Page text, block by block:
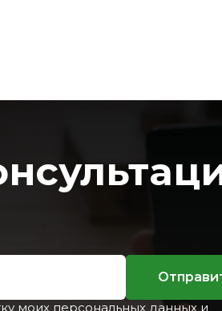
моих персональных данных и